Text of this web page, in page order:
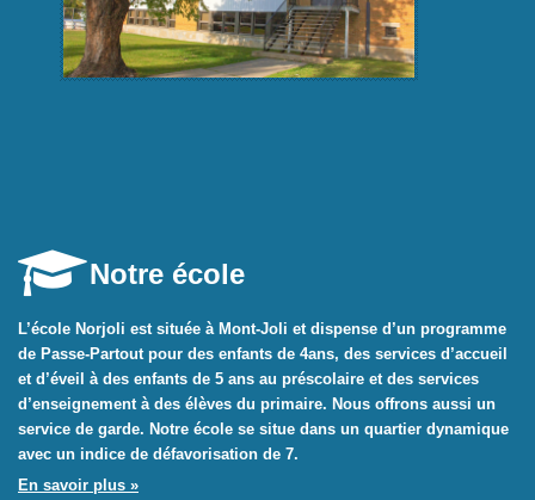
Notre école
L’école Norjoli est située à Mont-Joli et dispense d’un programme
de Passe-Partout pour des enfants de 4ans, des services d’accueil
et d’éveil à des enfants de 5 ans au préscolaire et des services
d’enseignement à des élèves du primaire. Nous offrons aussi un
service de garde. Notre école se situe dans un quartier dynamique
avec un indice de défavorisation de 7.
En savoir plus »